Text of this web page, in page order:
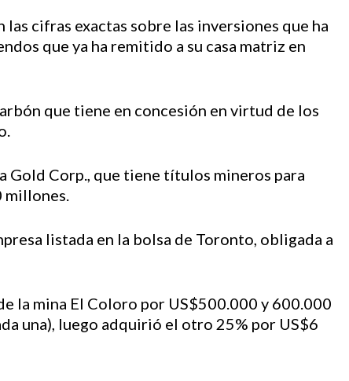
cifras exactas sobre las inversiones que ha
que ya ha remitido a su casa matriz en
que tiene en concesión en virtud de los
Gold Corp., que tiene títulos mineros para
millones.
listada en la bolsa de Toronto, obligada a
la mina El Coloro por US$500.000 y 600.000
una), luego adquirió el otro 25% por US$6